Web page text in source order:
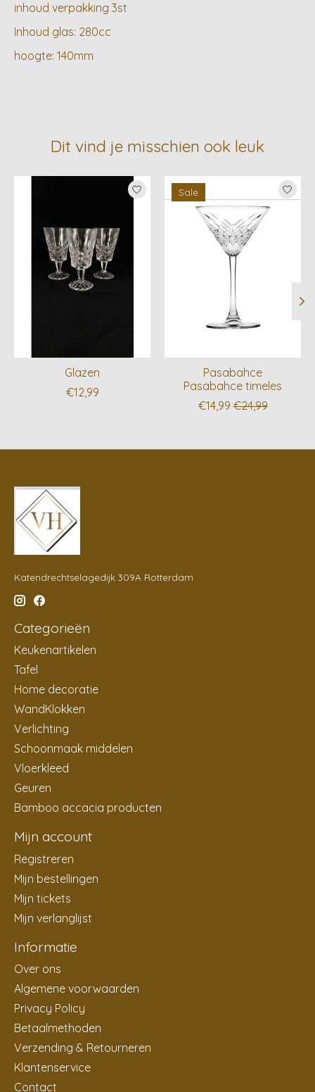
inhoud verpakking 3st
Inhoud glas: 280cc
hoogte: 140mm
Dit vind je misschien ook leuk
Items van productcarrousel
Glazen
€12,99
Sale
Pasabahce
Pasabahce timeles
€14,99 €24,99
Katendrechtselagedijk 309A Rotterdam
Categorieën
Keukenartikelen
Tafel
Home decoratie
WandKlokken
Verlichting
Schoonmaak middelen
Vloerkleed
Geuren
Bamboo accacia producten
Mijn account
Registreren
Mijn bestellingen
Mijn tickets
Mijn verlanglijst
Informatie
Over ons
Algemene voorwaarden
Privacy Policy
Betaalmethoden
Verzending & Retourneren
Klantenservice
Contact